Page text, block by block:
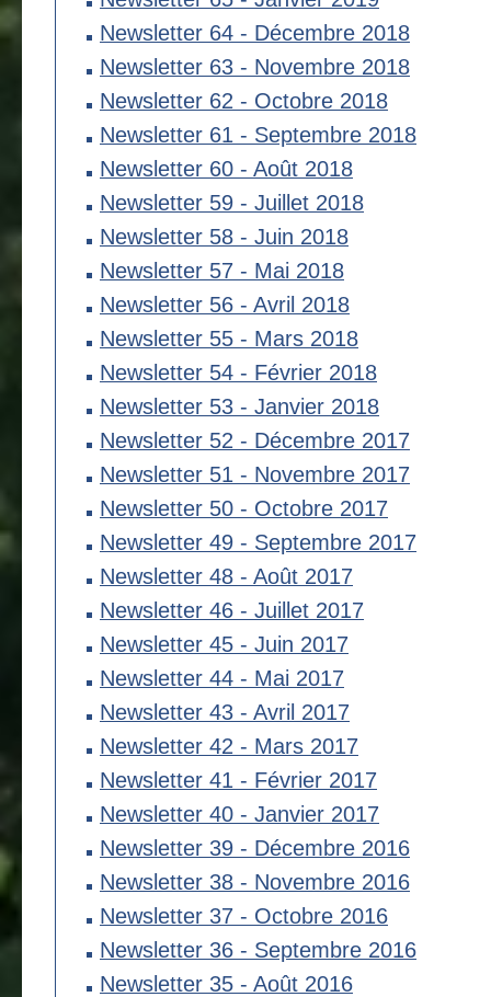
Newsletter 64 - Décembre 2018
Newsletter 63 - Novembre 2018
Newsletter 62 - Octobre 2018
Newsletter 61 - Septembre 2018
Newsletter 60 - Août 2018
Newsletter 59 - Juillet 2018
Newsletter 58 - Juin 2018
Newsletter 57 - Mai 2018
Newsletter 56 - Avril 2018
Newsletter 55 - Mars 2018
Newsletter 54 - Février 2018
Newsletter 53 - Janvier 2018
Newsletter 52 - Décembre 2017
Newsletter 51 - Novembre 2017
Newsletter 50 - Octobre 2017
Newsletter 49 - Septembre 2017
Newsletter 48 - Août 2017
Newsletter 46 - Juillet 2017
Newsletter 45 - Juin 2017
Newsletter 44 - Mai 2017
Newsletter 43 - Avril 2017
Newsletter 42 - Mars 2017
Newsletter 41 - Février 2017
Newsletter 40 - Janvier 2017
Newsletter 39 - Décembre 2016
Newsletter 38 - Novembre 2016
Newsletter 37 - Octobre 2016
Newsletter 36 - Septembre 2016
Newsletter 35 - Août 2016